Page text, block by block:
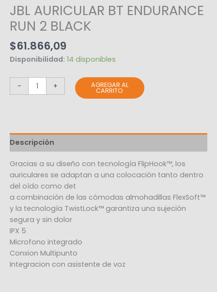
JBL AURICULAR BT ENDURANCE
RUN 2 BLACK
$61.866,09
Disponibilidad: 14 disponibles
- + AGREGAR AL
CARRITO
Descripción
Gracias a su diseño con tecnología FlipHook™, los
auriculares se adaptan a una colocación tanto dentro
del oído como det
a combinación de las cómodas almohadillas FlexSoft™
y la tecnología TwistLock™ garantiza una sujeción
segura y sin dolor
IPX 5
Microfono integrado
Conxion Multipunto
Integracion con asistente de voz